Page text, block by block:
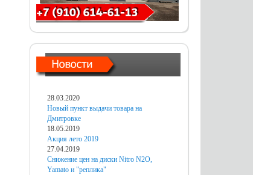
28.03.2020
Новый пункт выдачи товара на
Дмитровке
18.05.2019
Акция лето 2019
27.04.2019
Снижение цен на диски Nitro N2O,
Yamato и "реплика"